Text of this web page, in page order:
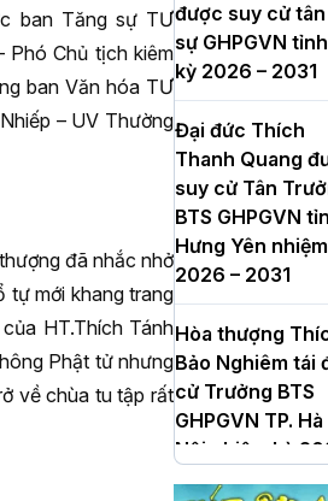
ban Tăng sự TƯ
Phó Chủ tịch kiêm
ban Văn hóa TƯ
– UV Thường
đã nhắc nhở
tự mới khang trang
HT.Thích Tánh
Phật tử nhưng
về chùa tu tập rất
được suy cử
sự GHPGVN
kỳ 2026 – 2031
Đại đức Thích
Thanh Quang
suy cử Tân
BTS GHPGVN
Hưng Yên
2026 – 2031
Hòa thượng
Bảo Nghiêm tái
cử Trưởng BTS
GHPGVN TP. Hà
Nội nhiệm kỳ
- 2031